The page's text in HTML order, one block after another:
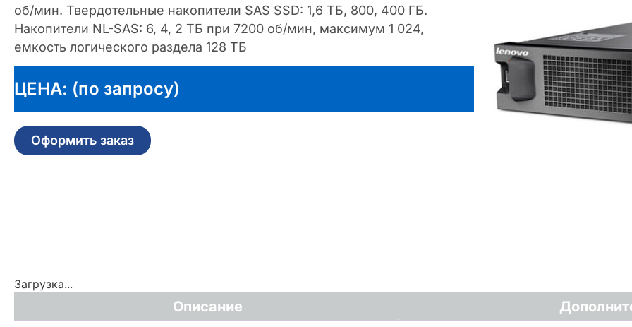
об/мин. Твердотельные накопители SAS SSD: 1,6 ТБ, 800, 400 ГБ.
Накопители NL-SAS: 6, 4, 2 ТБ при 7200 об/мин, максимум 1 024,
емкость логического раздела 128 ТБ
ЦЕНА: (по запросу)
Оформить заказ
Загрузка...
Описание